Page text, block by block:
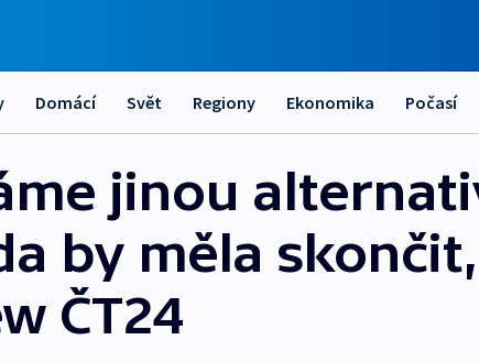
Domácí Svět Regiony Ekonomika Počasí
jinou
by měla
ČT24